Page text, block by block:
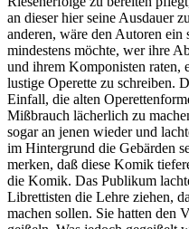
an dieser hier seine Ausdauer
anderen, wäre den Autoren
mindestens möchte, wer ihre
und ihrem Komponisten raten,
lustige Operette zu schreiben.
Einfall, die alten
Mißbrauch lächerlich zu
sogar an jenen wieder und
im Hintergrund die Gebärden
merken, daß diese Komik
die Komik. Das Publikum
Librettisten die Lehre ziehen,
machen sollen. Sie hatten den